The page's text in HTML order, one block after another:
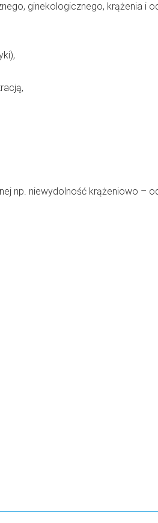
ginekologicznego, krążenia i
np. niewydolność krążeniowo –